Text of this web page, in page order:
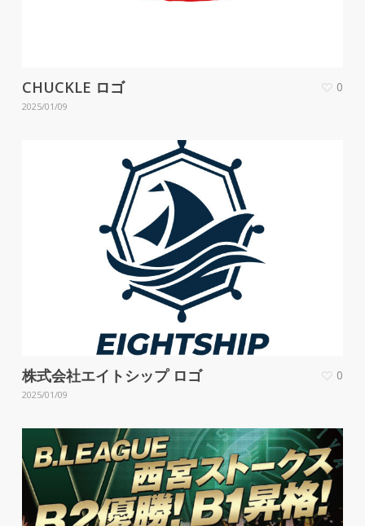
CHUCKLE ロゴ
2025/01/09
0
株式会社エイトシップ ロゴ
2025/01/09
0